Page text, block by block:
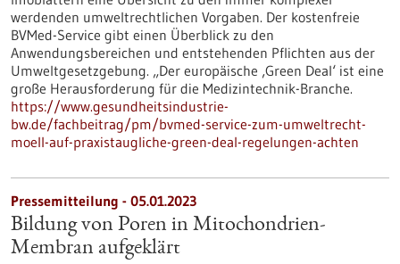
werdenden umweltrechtlichen Vorgaben. Der kostenfreie
BVMed-Service gibt einen Überblick zu den
Anwendungsbereichen und entstehenden Pflichten aus der
Umweltgesetzgebung. „Der europäische ‚Green Deal‘ ist eine
große Herausforderung für die Medizintechnik-Branche.
https://www.gesundheitsindustrie-
bw.de/fachbeitrag/pm/bvmed-service-zum-umweltrecht-
moell-auf-praxistaugliche-green-deal-regelungen-achten
Pressemitteilung - 05.01.2023
Bildung von Poren in Mitochondrien-
Membran aufgeklärt